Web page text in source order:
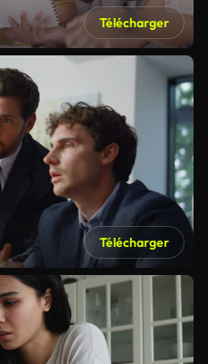
Télécharger
Télécharger